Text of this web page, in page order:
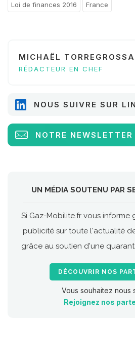
Loi de finances 2016 France
MICHAËL TORREGROSSA
RÉDACTEUR EN CHEF
NOUS SUIVRE SUR
NOTRE NEWSLETTER
UN MÉDIA SOUTENU PAR
Si Gaz-Mobilite.fr vous informe
publicité sur toute l'actualité
grâce au soutien d'une
DÉCOUVRIR NOS
Vous souhaitez nous
Rejoignez nos